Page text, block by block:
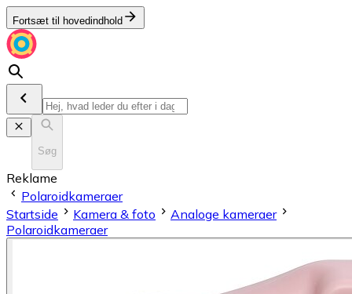
Fortsæt til hovedindhold
Søg
Reklame
Polaroidkameraer
Startside
Kamera & foto
Analoge kameraer
Polaroidkameraer